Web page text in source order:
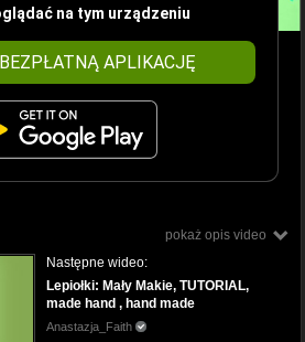
na tym urządzeniu
APLIKACJĘ
pokaż opis video
Następne wideo:
Lepiołki: Mały Makie, TUTORIAL,
made hand , hand made
Anastazja_Faith